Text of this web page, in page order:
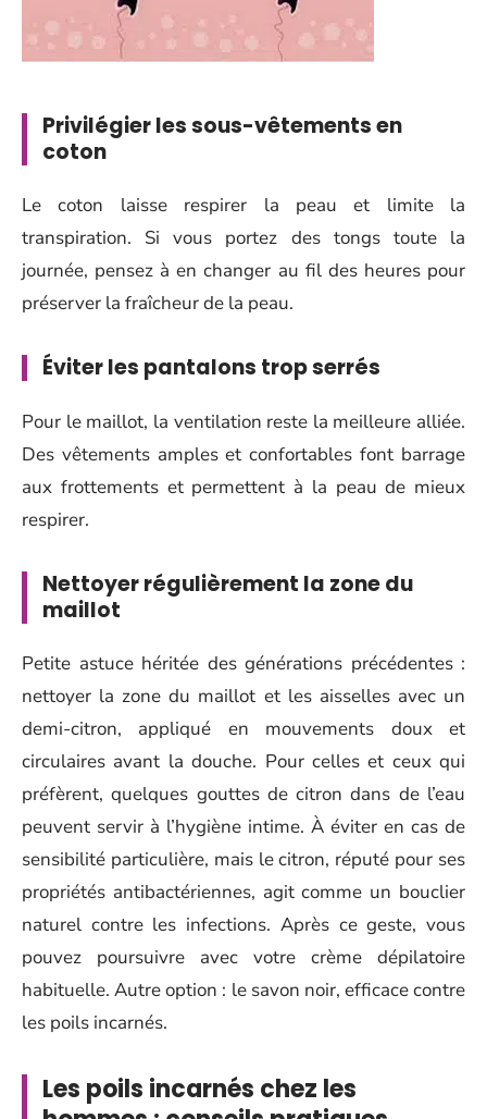
Privilégier les sous-vêtements en
coton
Le coton laisse respirer la peau et limite la
transpiration. Si vous portez des tongs toute la
journée, pensez à en changer au fil des heures pour
préserver la fraîcheur de la peau.
Éviter les pantalons trop serrés
Pour le maillot, la ventilation reste la meilleure alliée.
Des vêtements amples et confortables font barrage
aux frottements et permettent à la peau de mieux
respirer.
Nettoyer régulièrement la zone du
maillot
Petite astuce héritée des générations précédentes :
nettoyer la zone du maillot et les aisselles avec un
demi-citron, appliqué en mouvements doux et
circulaires avant la douche. Pour celles et ceux qui
préfèrent, quelques gouttes de citron dans de l’eau
peuvent servir à l’hygiène intime. À éviter en cas de
sensibilité particulière, mais le citron, réputé pour ses
propriétés antibactériennes, agit comme un bouclier
naturel contre les infections. Après ce geste, vous
pouvez poursuivre avec votre crème dépilatoire
habituelle. Autre option : le savon noir, efficace contre
les poils incarnés.
Les poils incarnés chez les